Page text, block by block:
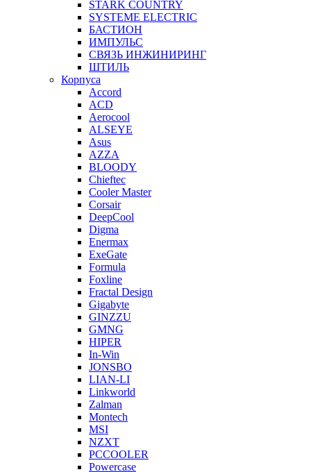
STARK COUNTRY
SYSTEME ELECTRIC
БАСТИОН
ИМПУЛЬС
СВЯЗЬ ИНЖИНИРИНГ
ШТИЛЬ
Корпуса
Accord
ACD
Aerocool
ALSEYE
Asus
AZZA
BLOODY
Chieftec
Cooler Master
Corsair
DeepCool
Digma
Enermax
ExeGate
Formula
Foxline
Fractal Design
Gigabyte
GINZZU
GMNG
HIPER
In-Win
JONSBO
LIAN-LI
Linkworld
Zalman
Montech
MSI
NZXT
PCCOOLER
Powercase